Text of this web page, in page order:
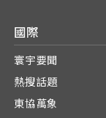
國際
寰宇要聞
熱搜話題
東協萬象